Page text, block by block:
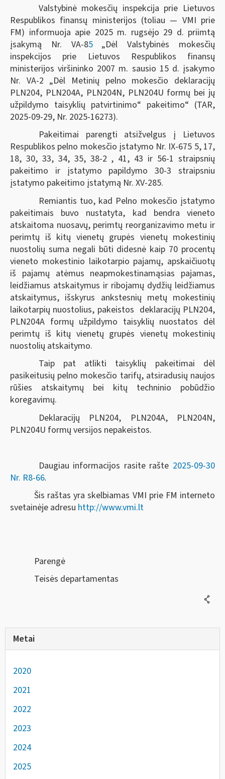
Valstybinė mokesčių inspekcija prie Lietuvos
Respublikos finansų ministerijos (toliau — VMI prie
FM) informuoja apie 2025 m. rugsėjo 29 d. priimtą
įsakymą Nr. VA-85
„Dėl Valstybinės mokesčių
inspekcijos prie Lietuvos Respublikos finansų
ministerijos viršininko 2007 m. sausio 15 d. įsakymo
Nr. VA-2 „Dėl Metinių pelno mokesčio deklaracijų
PLN204, PLN204A, PLN204N, PLN204U formų bei jų
užpildymo taisyklių patvirtinimo“ pakeitimo“ (TAR,
2025-09-29, Nr. 2025-16273).
Pakeitimai parengti atsižvelgus į Lietuvos
Respublikos pelno mokesčio įstatymo Nr. IX-675 5, 17,
18, 30, 33, 34, 35, 38-2 , 41, 43 ir 56-1 straipsnių
pakeitimo ir įstatymo papildymo 30-3 straipsniu
įstatymo pakeitimo įstatymą Nr. XV-285.
Remiantis tuo, kad Pelno mokesčio įstatymo
pakeitimais buvo nustatyta, kad bendra vieneto
atskaitoma nuosavų, perimtų reorganizavimo metu ir
perimtų iš kitų vienetų grupės vienetų mokestinių
nuostolių suma negali būti didesnė kaip 70 procentų
vieneto mokestinio laikotarpio pajamų, apskaičiuotų
iš pajamų atėmus neapmokestinamąsias pajamas,
leidžiamus atskaitymus ir ribojamų dydžių leidžiamus
atskaitymus, išskyrus ankstesnių metų mokestinių
laikotarpių nuostolius, pakeistos deklaracijų PLN204,
PLN204A formų užpildymo taisyklių nuostatos dėl
perimtų iš kitų vienetų grupės vienetų mokestinių
nuostolių atskaitymo.
Taip pat atlikti taisyklių pakeitimai dėl
pasikeitusių pelno mokesčio tarifų, atsiradusių naujos
rūšies atskaitymų bei kitų techninio pobūdžio
koregavimų.
Deklaracijų PLN204, PLN204A, PLN204N,
PLN204U formų versijos nepakeistos.
Daugiau informacijos rasite rašte 2025-09-30
Nr. R8-66.
Šis raštas yra skelbiamas VMI prie FM interneto
svetainėje adresu http://www.vmi.lt
Parengė
Teisės departamentas
Metai
2020
2021
2022
2023
2024
2025